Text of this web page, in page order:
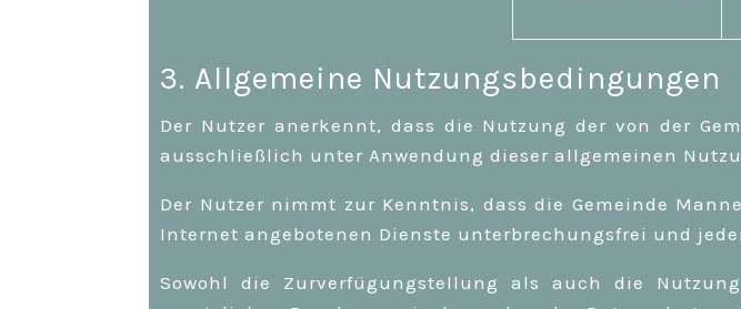
3. Allgemeine Nutzungsbedingungen
Der Nutzer anerkennt, dass die Nutzung der von der
ausschließlich unter Anwendung dieser allgemeinen
Der Nutzer nimmt zur Kenntnis, dass die Gemeinde
Internet angebotenen Dienste unterbrechungsfrei und
Sowohl die Zurverfügungstellung als auch die